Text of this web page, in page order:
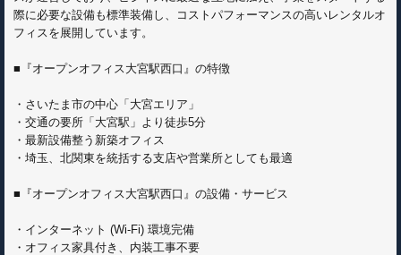
際に必要な設備も標準装備し、コストパフォーマンスの高いレンタルオ
フィスを展開しています。
■『オープンオフィス大宮駅西口』の特徴
・さいたま市の中心「大宮エリア」
・交通の要所「大宮駅」より徒歩5分
・最新設備整う新築オフィス
・埼玉、北関東を統括する支店や営業所としても最適
■『オープンオフィス大宮駅西口』の設備・サービス
・インターネット (Wi-Fi) 環境完備
・オフィス家具付き、内装工事不要